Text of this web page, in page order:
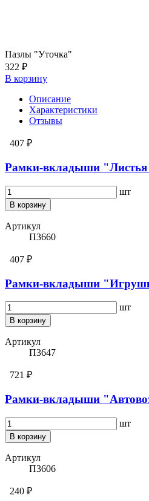
Пазлы "Уточка"
322 ₽
В корзину
Описание
Характеристики
Отзывы
407 ₽
Рамки-вкладыши "Листья
шт
В корзину
Артикул
П3660
407 ₽
Рамки-вкладыши
шт
В корзину
Артикул
П3647
721 ₽
Рамки-вкладыши
шт
В корзину
Артикул
П3606
240 ₽